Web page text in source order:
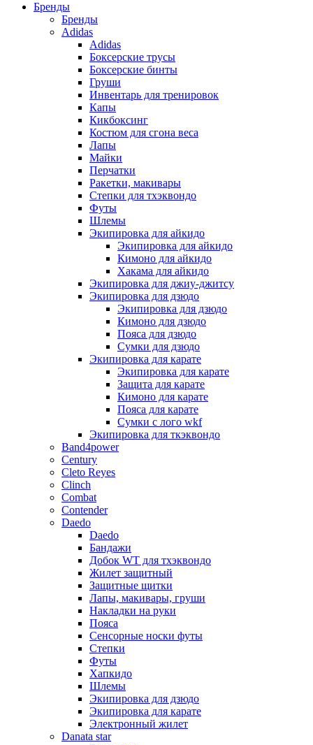
Бренды
Бренды
Adidas
Adidas
Боксерские трусы
Боксерские бинты
Груши
Инвентарь для тренировок
Капы
Кикбоксинг
Костюм для сгона веса
Лапы
Майки
Перчатки
Ракетки, макивары
Степки для тхэквондо
Футы
Шлемы
Экипировка для айкидо
Экипировка для айкидо
Кимоно для айкидо
Хакама для айкидо
Экипировка для джиу-джитсу
Экипировка для дзюдо
Экипировка для дзюдо
Кимоно для дзюдо
Пояса для дзюдо
Сумки для дзюдо
Экипировка для карате
Экипировка для карате
Защита для карате
Кимоно для карате
Пояса для карате
Сумки с лого wkf
Экипировка для ткэквондо
Band4power
Century
Cleto Reyes
Clinch
Combat
Contender
Daedo
Daedo
Бандажи
Добок WT для тхэквондо
Жилет защитный
Защитные щитки
Лапы, макивары, груши
Накладки на руки
Пояса
Сенсорные носки футы
Степки
Футы
Хапкидо
Шлемы
Экипировка для дзюдо
Экипировка для карате
Электронный жилет
Danata star